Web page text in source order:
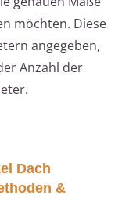
möchten. Diese
angegeben,
Anzahl der
Dach
&